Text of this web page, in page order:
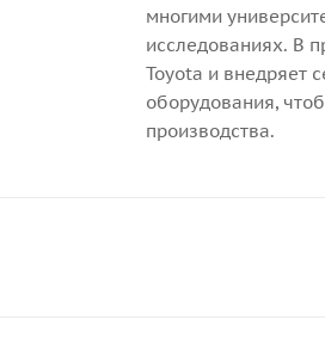
многими
исследованиях. В
Toyota и внедряет
оборудования,
производства.